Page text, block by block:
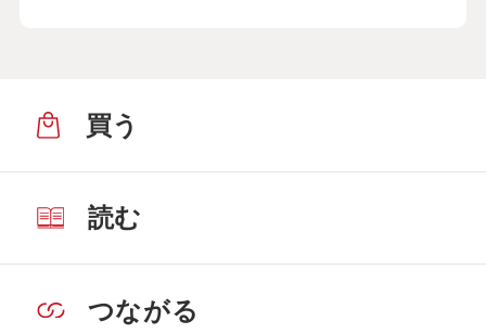
買う
読む
つながる